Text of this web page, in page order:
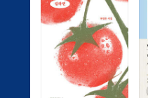
표하는 시인의 시편을 모아 영
집은 해외 온라인 서점 등에서
자들의 마음도 사로잡을 예정이